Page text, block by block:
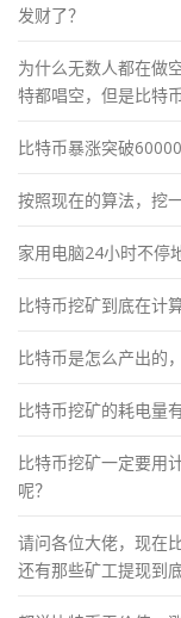
发财了？
为什么无数人都在做
特都唱空，但是比特
比特币暴涨突破
按照现在的算法，挖
家用电脑24小时不停
比特币挖矿到底在计
比特币是怎么产出的
比特币挖矿的耗电量
比特币挖矿一定要用
呢？
请问各位大佬，现在
还有那些矿工提现到